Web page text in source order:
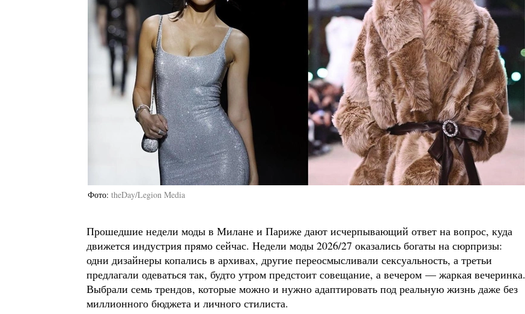
Фото theDay/Legion Media
Прошедшие недели моды в Милане и Париже дают исчерпывающий ответ на вопрос, куда
движется индустрия прямо сейчас. Недели моды 2026/27 оказались богаты на сюрпризы:
одни дизайнеры копались в архивах, другие переосмысливали сексуальность, а третьи
предлагали одеваться так, будто утром предстоит совещание, а вечером — жаркая вечеринка.
Выбрали семь трендов, которые можно и нужно адаптировать под реальную жизнь даже без
миллионного бюджета и личного стилиста.